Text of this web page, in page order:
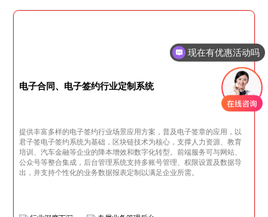
电子合同、电子签约行业定制系统
提供丰富多样的电子签约行业场景应用方案，普及电子签章的应用，以
君子签电子签约系统为基础，区块链技术为核心，支撑人力资源、教育
培训、汽车金融等企业的降本增效和数字化转型。前端服务可与网站、
公众号等整合集成，后台管理系统支持多账号管理、权限设置及数据导
出，并支持个性化的业务数据报表定制以满足企业所需。
现在有优惠活动吗